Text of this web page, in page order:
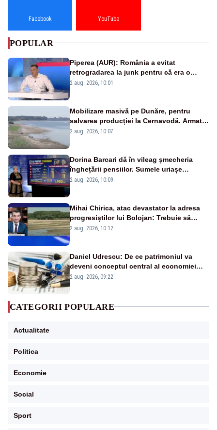
Facebook YouTube
POPULAR
Piperea (AUR): România a evitat
retrogradarea la junk pentru că era o
catastrofă pentru bănci și fondurile de
2 aug. 2026, 10:01
Mobilizare masivă pe Dunăre, pentru
salvarea producției la Cernavodă. Armata
va detona o stâncă și va devia apa
2 aug. 2026, 10:07
Dorina Barcari dă în vileag șmecheria
înghețării pensiilor. Sumele uriașe
pierdute de fiecare român
2 aug. 2026, 10:09
Mihai Chirica, atac devastator la adresa
progresiștilor lui Bolojan: Trebuie să
protejăm și natura, dar nu șținem omaneii
2 aug. 2026, 10:12
Daniel Udrescu: De ce patrimoniul va
deveni conceptul central al economiei
viitoare?
2 aug. 2026, 09:22
CATEGORII POPULARE
Actualitate
Politica
Economie
Social
Sport